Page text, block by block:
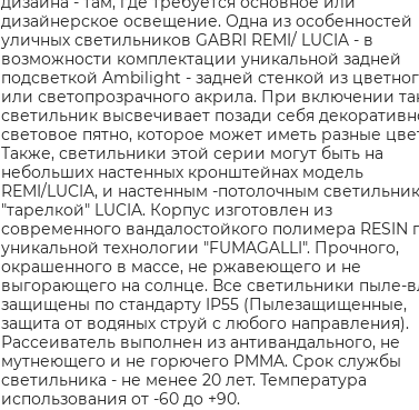
дизайнерское освещение. Одна из особенностей
уличных светильников GABRI REMI/ LUCIA - в
возможности комплектации уникальной задней
подсветкой Ambilight - задней стенкой из
или светопрозрачного акрила. При включении
светильник высвечивает позади себя
световое пятно, которое может иметь разные
Также, светильники этой серии могут быть на
небольших настенных кронштейнах модель
REMI/LUCIA, и настенным -потолочным
"тарелкой" LUCIA. Корпус изготовлен из
современного вандалостойкого полимера RESIN
уникальной технологии "FUMAGALLI". Прочного,
окрашенного в массе, не ржавеющего и не
выгорающего на солнце. Все светильники пыле-
защищены по стандарту IP55 (Пылезащищенные,
защита от водяных струй с любого направления).
Рассеиватель выполнен из антивандального, не
мутнеющего и не горючего PMMA. Срок службы
светильника - не менее 20 лет. Температура
использования от -60 до +90.